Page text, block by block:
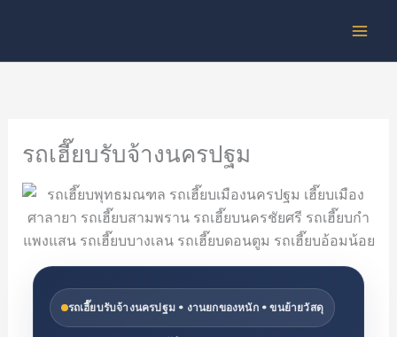
content
รถเฮี๊ยบรับจ้างนครปฐม
รถเฮี๊ยบรับจ้างนครปฐม • งานยกของหนัก • ขนย้ายวัสดุ